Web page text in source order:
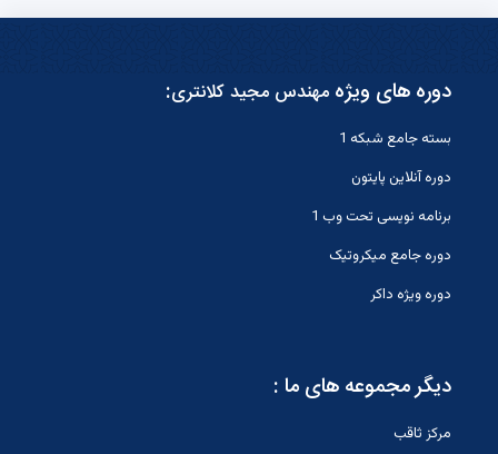
دوره های ویژه مهندس مجید کلانتری:
بسته جامع شبکه 1
دوره آنلاین پایتون
برنامه نویسی تحت وب 1
دوره جامع میکروتیک
دوره ویژه داکر
دیگر مجموعه های ما :
مرکز ثاقب